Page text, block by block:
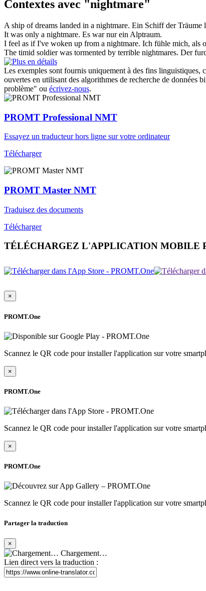
Contextes avec "nightmare"
A ship of dreams landed in a nightmare. Ein Schiff der Träume
It was only a nightmare. Es war nur ein Alptraum.
I feel as if I've woken up from a nightmare. Ich fühle mich, als
The timid soldier was tormented by terrible nightmares. Der
Les exemples sont fournis uniquement à des fins linguistiques,
ouvertes en utilisant des algorithmes de recherche de
problème" ou écrivez-nous.
PROMT Professional NMT
Essayez un traducteur hors ligne sur votre ordinateur
Télécharger
PROMT Master NMT
Traduisez des documents
Télécharger
TÉLÉCHARGEZ L'APPLICATION MOBILE
×
PROMT.One
Scannez le QR code pour installer l'application sur votre
×
PROMT.One
Scannez le QR code pour installer l'application sur votre
×
PROMT.One
Scannez le QR code pour installer l'application sur votre
Partager la traduction
×
Chargement…
Lien direct vers la traduction :